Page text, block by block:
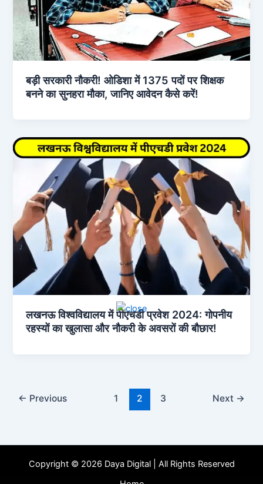
बड़ी सरकारी नौकरी! ओडिशा में 1375 पदों पर शिक्षक
बनने का सुनहरा मौका, जानिए आवेदन कैसे करें!
लखनऊ विश्वविद्यालय में पीएचडी प्रवेश 2024: गोपनीय
रहस्यों का खुलासा और नौकरी के अवसरों की बौछार!
← Previous 1 2 3 Next →
Copyright © 2026 Daya Digital | All Rights Reserved